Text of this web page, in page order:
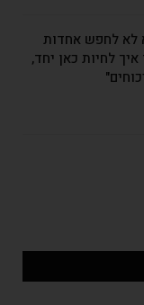
לא לחפש אחדות
לחיות כאן יחד,